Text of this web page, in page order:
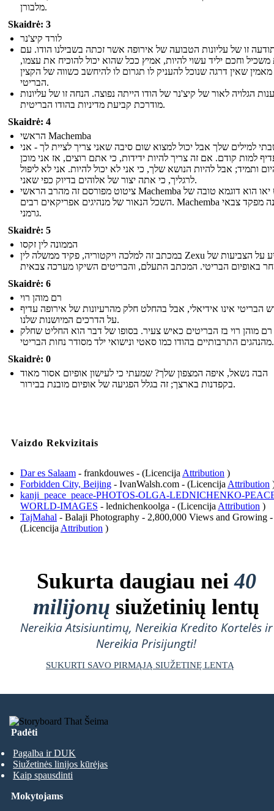
מלבורן.
Skaidrė: 3
לורד קיצ'נר
תודעה זו של עליונות הטבועה של אירופה אשר זכתה בשבילנו הודו. עם
משכיל וחכם יליד עשוי להיות, אמיץ ככל שהוא יכול להוכיח את עצמו,
מאמין שאין דרגה שנוכל להעניק לו תגרום לו להיחשב כשווה של הקצין
הבריטי.
הגלויה לאור של קיצ'נר של הודו הייתה נפוצה. הנחה זו של עליונות
מודרכת קביעת מדיניות בהודו הבריטית.
Skaidrė: 4
הראשי Machemba
למילים שלך אבל יכול למצוא שום סיבה שאני צריך לציית לך - אני
למות קודם. אם זה צריך להיות ידידות, כי אתם רוצים, אז אני מוכן
ותמיד; אבל להיות הנושא שלך, כי אני לא יכול להיות. אני לא ליפול
לרגליך, כי אתה יצור של אלוהים בדיוק כפי שאני.
ציטוט מפורסם זה מהרב הראשי Machemba שבט יאו הוא דוגמא טובה של
השכל הנאור של מנהיגים אפריקאים רבים. Machemba הוא פונה מפקד צבאי
גרמני.
Skaidrė: 5
הממונה לין זקסו
במכתב זה למלכה ויקטוריה, פקיד ממשלה לין Zexu מצביע על הצביעות של
Skaidrė: 6
רם מוהן רוי
הבריטי אינו אידיאלי, אבל בהחלט חלק מהרעיונות של אירופה עדיף
על הדרכים המיושנות שלנו.
רם מוהן רוי בז הבריטים כאיש צעיר. בסופו של דבר הוא החליט שחלק
מהנהגים התרבותיים בהודו כמו סאטי ונישואי ילד מסודר נחות הבריטי.
Skaidrė: 0
הבה נשאל, איפה המצפון שלך? שמעתי כי לעישון אופיום אסור מאוד
בקפדנות בארצך; זה בגלל הפגיעה של אופיום מובנת בבירור.
Vaizdo Rekvizitais
Dar es Salaam - frankdouwes - (Licencija Attribution )
Forbidden City, Beijing - IvanWalsh.com - (Licencija Attribution
kanji_peace_peace-PHOTOS-OLGA-LEDNICHENKO-
WORLD-IMAGES - lednichenkoolga - (Licencija Attribution )
TajMahal - Balaji Photography - 2,800,000 Views and Growing -
(Licencija Attribution )
Sukurta daugiau nei40
milijonų siužetinių lentų
Nereikia Atsisiuntimų, Nereikia Kredito Kortelės ir
Nereikia Prisijungti!
SUKURTI SAVO PIRMĄJĄ SIUŽETINĘ LENTĄ
Padėti
Pagalba ir DUK
Siužetinės linijos kūrėjas
Kaip spausdinti
Mokytojams